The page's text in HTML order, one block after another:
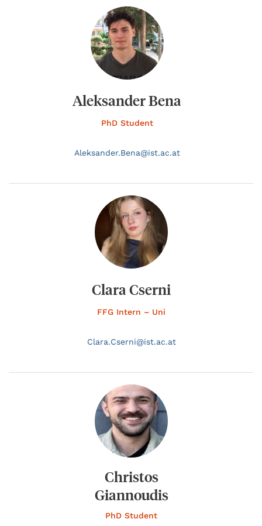
Aleksander Bena
PhD Student
Aleksander.Bena@ist.ac.at
Clara Cserni
FFG Intern – Uni
Clara.Cserni@ist.ac.at
Christos
Giannoudis
PhD Student